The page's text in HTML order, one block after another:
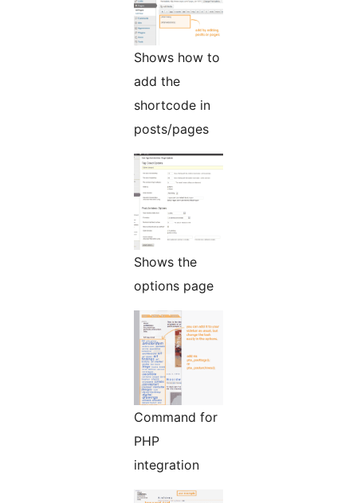
Shows how to
add the
shortcode in
posts/pages
Shows the
options page
Command for
PHP
integration